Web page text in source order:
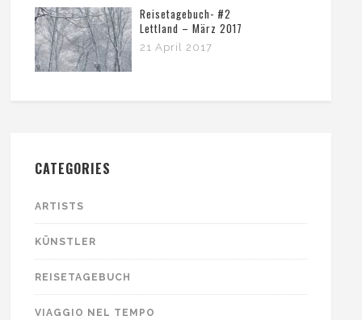
Reisetagebuch- #2
Lettland – März 2017
21 April 2017
CATEGORIES
ARTISTS
KÜNSTLER
REISETAGEBUCH
VIAGGIO NEL TEMPO